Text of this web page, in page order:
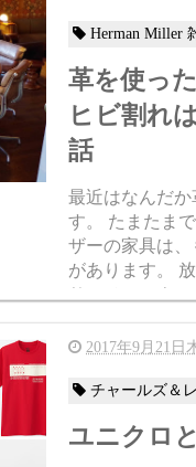
Herman Miller
革を使っ
ヒビ割れ
話
最近はなんだ
す。 たまたまでしょうか。 さて、革の家具、レ
ザーの家具は
があります。 放置したり、使い方が悪かった
り、メンテナ
がダメになったりします。
いけない...
2017年9月21日
チャールズ＆
ユニクロ